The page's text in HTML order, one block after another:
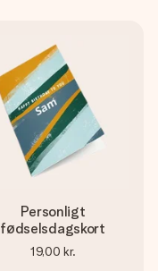
Personligt
fødselsdagskort
19,00 kr.